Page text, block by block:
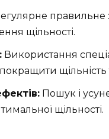
щільності.
Використання
щільність
Пошук і
щільності.